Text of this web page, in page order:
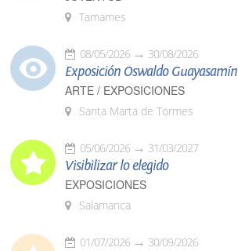
Tamames
08/05/2026 30/08/2026
Exposición Oswaldo Guayasamín
ARTE / EXPOSICIONES
Santa Marta de Tormes
05/06/2026 31/03/2027
Visibilizar lo elegido
EXPOSICIONES
Salamanca
01/07/2026 30/09/2026